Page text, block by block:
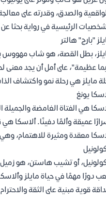
والصدق، وقدرته على
الرئيسية في رواية بحثا
"بارج" هالتر
بطل القصة، هو شاب مهووس
عظيمة"، على أمل أن يجد معنى
مايلز هي رحلة نمو واكتشاف
يونغ
هي الفتاة الغامضة والجميلة
عميقة وألمًا دفينًا. ألاسكا
معقدة ومثيرة للاهتمام،
أو تشيب هاستن، هو زميل
دورًا مهمًا في حياة مايلز
قوية مبنية على الثقة